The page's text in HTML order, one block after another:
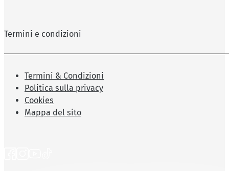
Termini e condizioni
Termini & Condizioni
Politica sulla privacy
Cookies
Mappa del sito